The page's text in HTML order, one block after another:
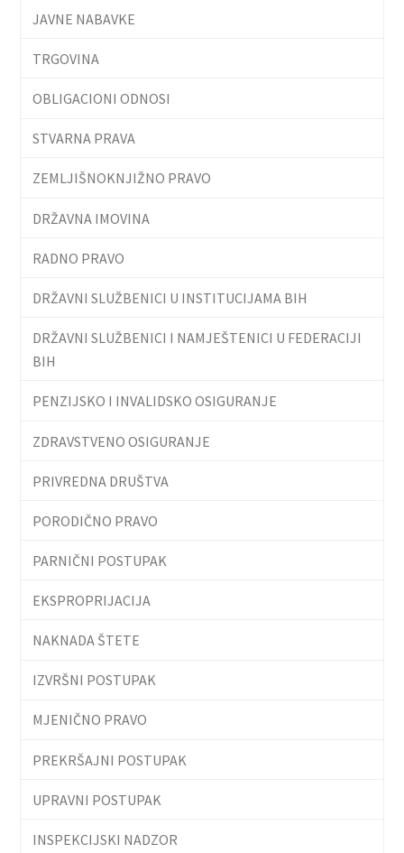
JAVNE NABAVKE
TRGOVINA
OBLIGACIONI ODNOSI
STVARNA PRAVA
ZEMLJIŠNOKNJIŽNO PRAVO
DRŽAVNA IMOVINA
RADNO PRAVO
DRŽAVNI SLUŽBENICI U INSTITUCIJAMA BIH
DRŽAVNI SLUŽBENICI I NAMJEŠTENICI U FEDERACIJI
BIH
PENZIJSKO I INVALIDSKO OSIGURANJE
ZDRAVSTVENO OSIGURANJE
PRIVREDNA DRUŠTVA
PORODIČNO PRAVO
PARNIČNI POSTUPAK
EKSPROPRIJACIJA
NAKNADA ŠTETE
IZVRŠNI POSTUPAK
MJENIČNO PRAVO
PREKRŠAJNI POSTUPAK
UPRAVNI POSTUPAK
INSPEKCIJSKI NADZOR